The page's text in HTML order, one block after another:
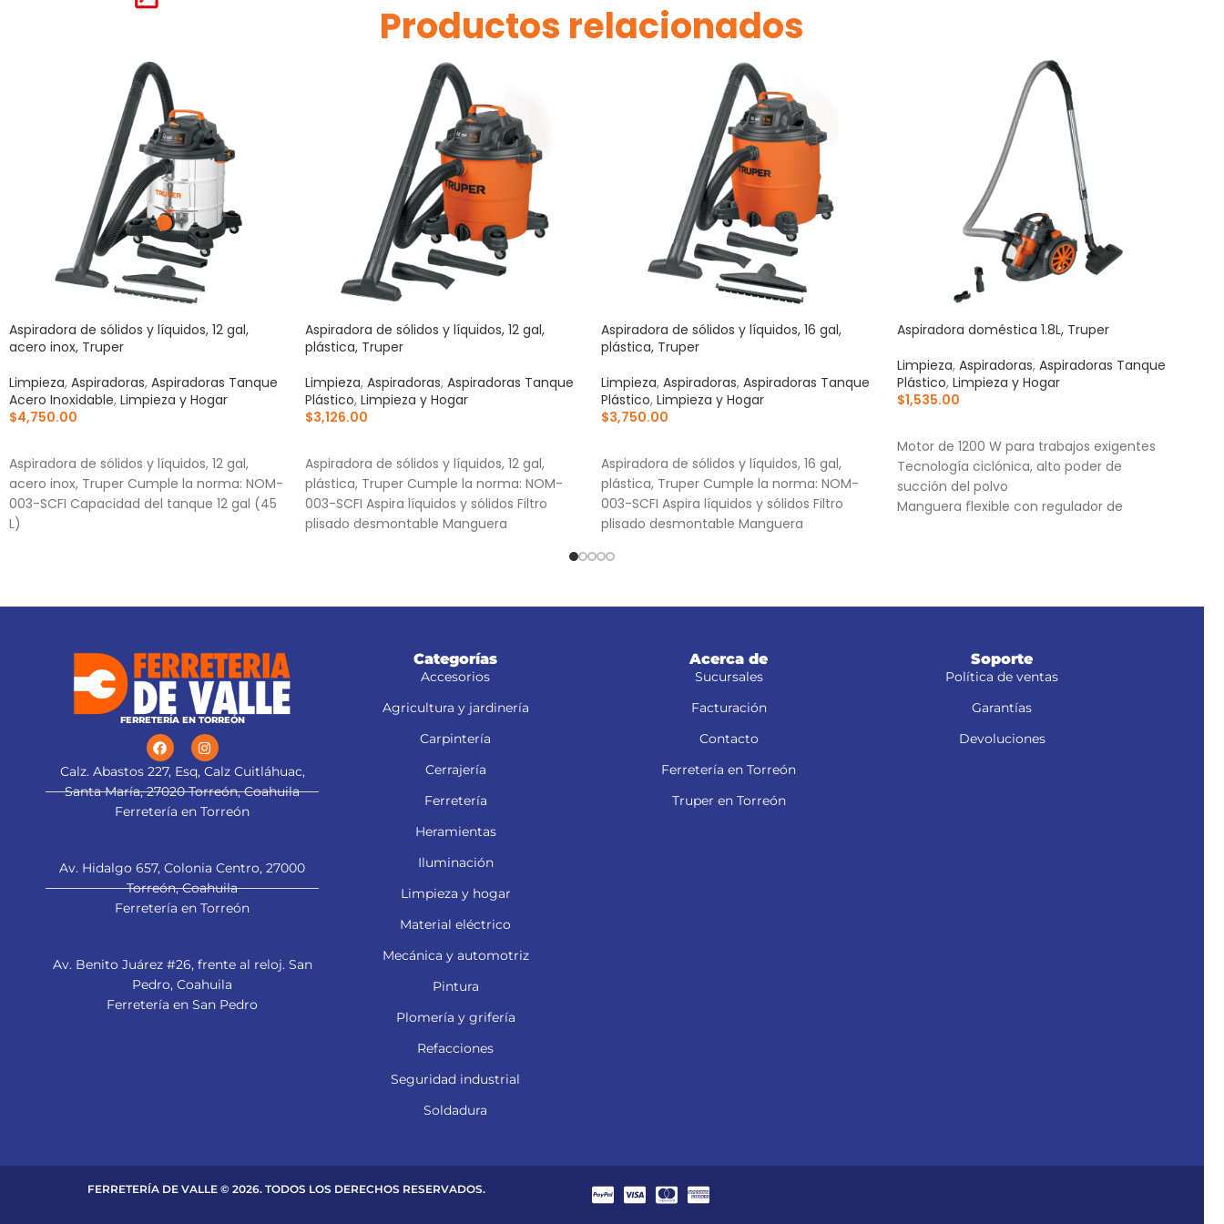
Productos relacionados
Aspiradora de sólidos y líquidos, 12 gal,
acero inox, Truper
Limpieza, Aspiradoras, Aspiradoras Tanque
Acero Inoxidable, Limpieza y Hogar
$4,750.00
Aspiradora de sólidos y líquidos, 12 gal,
acero inox, Truper Cumple la norma: NOM-
003-SCFI Capacidad del tanque 12 gal (45
L)
Aspiradora de sólidos y líquidos, 12 gal,
plástica, Truper
Limpieza, Aspiradoras, Aspiradoras Tanque
Plástico, Limpieza y Hogar
$3,126.00
Aspiradora de sólidos y líquidos, 12 gal,
plástica, Truper Cumple la norma: NOM-
003-SCFI Aspira líquidos y sólidos Filtro
plisado desmontable Manguera
Aspiradora de sólidos y líquidos, 16 gal,
plástica, Truper
Limpieza, Aspiradoras, Aspiradoras Tanque
Plástico, Limpieza y Hogar
$3,750.00
Aspiradora de sólidos y líquidos, 16 gal,
plástica, Truper Cumple la norma: NOM-
003-SCFI Aspira líquidos y sólidos Filtro
plisado desmontable Manguera
Aspiradora doméstica 1.8L, Truper
Limpieza, Aspiradoras, Aspiradoras Tanque
Plástico, Limpieza y Hogar
$1,535.00
Motor de 1200 W para trabajos exigentes
Tecnología ciclónica, alto poder de
succión del polvo
Manguera flexible con regulador de
FERRETERÍA EN TORREÓN
Calz. Abastos 227, Esq, Calz Cuitláhuac,
Santa María, 27020 Torreón, Coahuila
Ferretería en Torreón
Av. Hidalgo 657, Colonia Centro, 27000
Torreón, Coahuila
Ferretería en Torreón
Av. Benito Juárez #26, frente al reloj. San
Pedro, Coahuila
Ferretería en San Pedro
Categorías
Accesorios
Agricultura y jardinería
Carpintería
Cerrajería
Ferretería
Heramientas
Iluminación
Limpieza y hogar
Material eléctrico
Mecánica y automotriz
Pintura
Plomería y grifería
Refacciones
Seguridad industrial
Soldadura
Acerca de
Sucursales
Facturación
Contacto
Ferretería en Torreón
Truper en Torreón
Soporte
Política de ventas
Garantías
Devoluciones
FERRETERÍA DE VALLE © 2026. TODOS LOS DERECHOS RESERVADOS.